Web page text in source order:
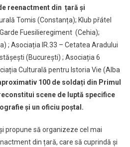
reenactment din țară și
Tomis (Constanța); Klub přátel
Fuesilieregiment (Cehia);
; Asociația IR.33 – Cetatea Aradului
(București) ; Asociația 6
Culturală pentru Istoria Vie (Alba
100 de soldați din Primul
scene de luptă specifice
și un oficiu poștal.
propune să organizeze cel mai
din țară, care să cuprindă și